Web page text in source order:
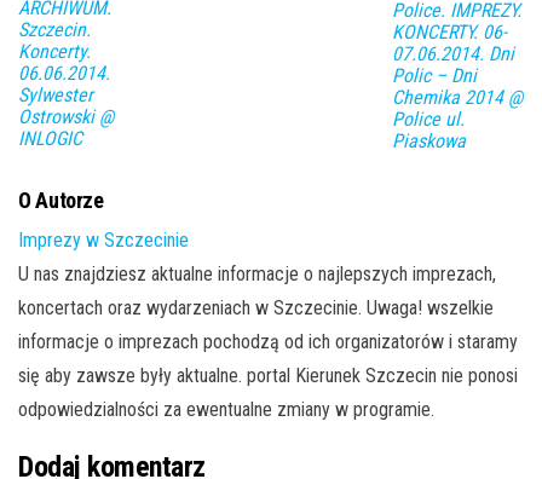
ARCHIWUM.
Szczecin.
Koncerty.
06.06.2014.
Sylwester
Ostrowski @
INLOGIC
Police. IMPREZY.
KONCERTY. 06-
07.06.2014. Dni
Polic – Dni
Chemika 2014 @
Police ul.
Piaskowa
O Autorze
Imprezy w Szczecinie
U nas znajdziesz aktualne informacje o najlepszych imprezach,
koncertach oraz wydarzeniach w Szczecinie. Uwaga! wszelkie
informacje o imprezach pochodzą od ich organizatorów i staramy
się aby zawsze były aktualne. portal Kierunek Szczecin nie ponosi
odpowiedzialności za ewentualne zmiany w programie.
Dodaj komentarz